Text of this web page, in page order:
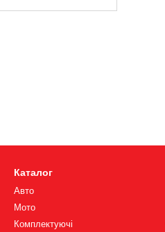
Каталог
Авто
Мото
Комплектуючі